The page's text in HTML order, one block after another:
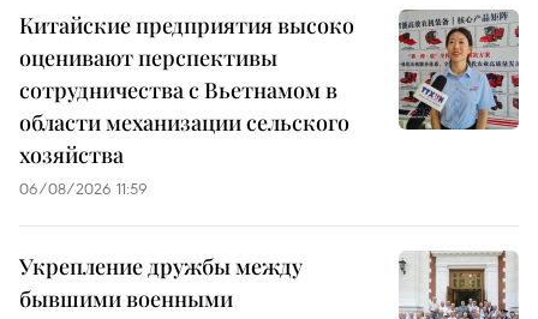
Китайские предприятия высоко
оценивают перспективы
сотрудничества с Вьетнамом в
области механизации сельского
хозяйства
06/08/2026 11:59
Укрепление дружбы между
бывшими военными